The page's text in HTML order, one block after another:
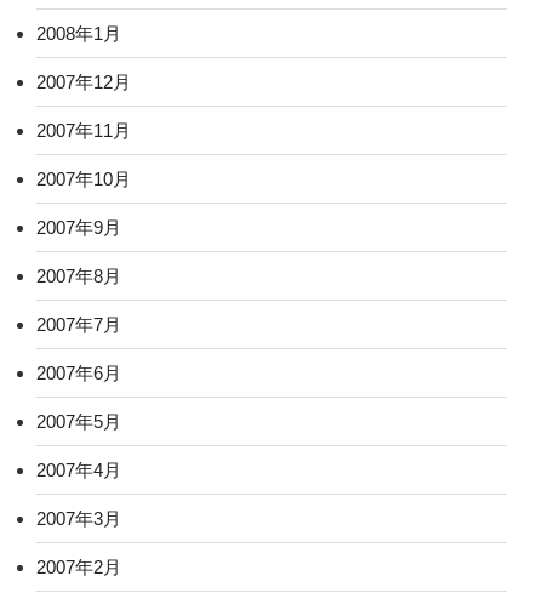
2008年1月
2007年12月
2007年11月
2007年10月
2007年9月
2007年8月
2007年7月
2007年6月
2007年5月
2007年4月
2007年3月
2007年2月